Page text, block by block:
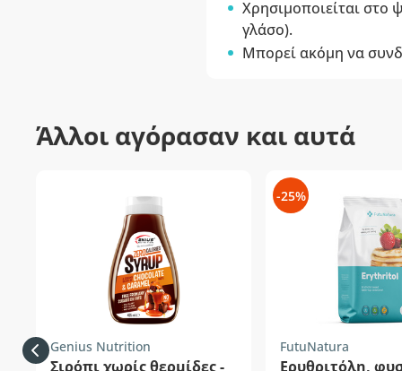
Χρησιμοποιείται
γλάσο).
Μπορεί ακόμη να
Άλλοι αγόρασαν και αυτά
Genius Nutrition
Σιρόπι χωρίς θερμίδες -
-25%
FutuNatura
Ερυθριτόλη,